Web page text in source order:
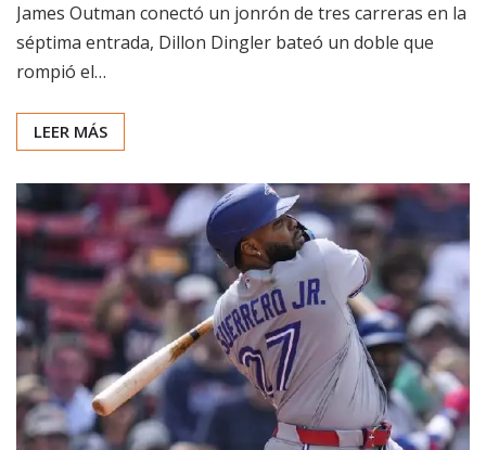
James Outman conectó un jonrón de tres carreras en la
séptima entrada, Dillon Dingler bateó un doble que
rompió el…
LEER MÁS